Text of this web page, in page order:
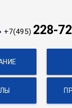
+7(495) 228-